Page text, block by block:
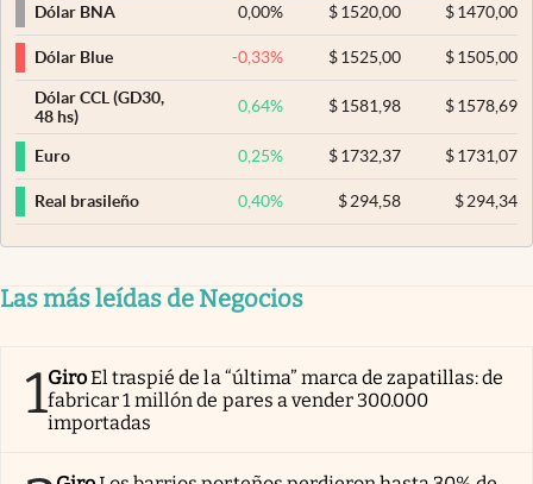
Dólar BNA
0,00% $ 1520,00 $1470,00
Dólar Blue -0,33% $ 1525,00 $1505,00
Dólar CCL (GD30,
48 hs)
0,64% $ 1581,98 $1578,69
Euro 0,25% $ 1732,37 $1731,07
Real brasileño 0,40% $ 294,58 $294,34
Las más leídas de Negocios
1GiroEl traspié de la “última” marca de zapatillas: de
fabricar 1 millón de pares a vender 300.000
importadas